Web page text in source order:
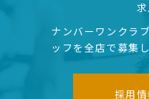
ナンバーワンクラ
ッフを全店で募集
採用